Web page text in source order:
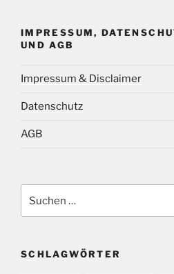
IMPRESSUM,
UND AGB
Impressum & Disclaimer
Datenschutz
AGB
nach:
SCHLAGWÖRTER